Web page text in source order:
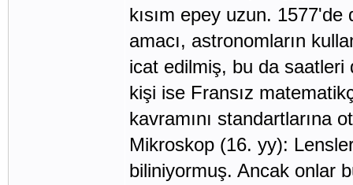
kısım epey uzun.
amacı, astronomların
icat edilmiş, bu da
kişi ise Fransız
kavramını standartlarına
Mikroskop (16. yy):
biliniyormuş. Ancak onlar